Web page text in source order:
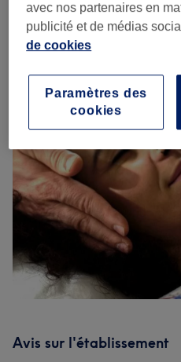
Notre travail
Avis sur l'établissement
avec nos partenaires en
publicité et de médias
de cookies
Paramètres des
cookies